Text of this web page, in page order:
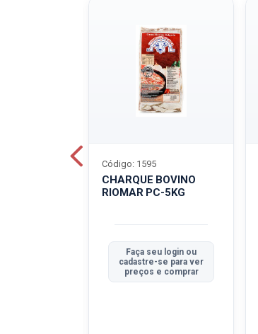
CHARQUE BOVINO
RIOMAR PC-5KG
Código: 1595
Faça seu login ou
cadastre-se para ver
preços e comprar